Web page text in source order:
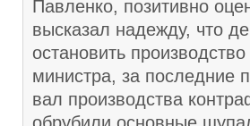
Павленко, позитивно
высказал надежду, что
остановить
министра, за последние
вал производства